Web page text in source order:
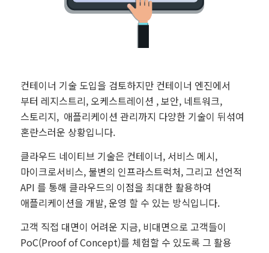
컨테이너 기술 도입을 검토하지만 컨테이너 엔진에서
부터 레지스트리, 오케스트레이션 , 보안, 네트워크,
스토리지, 애플리케이션 관리까지 다양한 기술이 뒤섞여
혼란스러운 상황입니다.
클라우드 네이티브 기술은 컨테이너, 서비스 메시,
마이크로서비스, 불변의 인프라스트럭처, 그리고 선언적
API 를 통해 클라우드의 이점을 최대한 활용하여
애플리케이션을 개발, 운영 할 수 있는 방식입니다.
고객 직접 대면이 어려운 지금, 비대면으로 고객들이
PoC(Proof of Concept)를 체험할 수 있도록 그 활용